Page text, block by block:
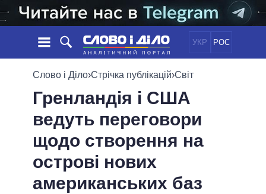
УКР РОС
НОВИНИ
СТРІЧКА
ПОДІЇ
СТАТТІ
ДУМКИ
ОГЛЯДИ
ДАЙДЖЕСТИ
ПОЛІТИКА
ЕКОНОМІКА
СУСПІЛЬСТВО
ОБIЦЯНКИ
ПОЛIТИКИ
УСІ ПОЛІТИКИ
ПРЕЗИДЕНТ І ОФІС
ВЕРХОВНА РАДА
ІНФОГРАФІКА
ВІДЕО
Слово і Діло›Стрічка публікацій›Світ
Гренландія і США
ведуть переговори
щодо створення на
острові нових
американських баз